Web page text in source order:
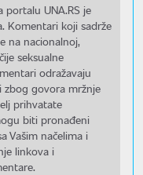
portalu UNA.RS je
Komentari koji sadrže
na nacionalnoj,
seksualne
odražavaju
zbog govora mržnje
prihvatate
biti pronađeni
Vašim načelima i
linkova i